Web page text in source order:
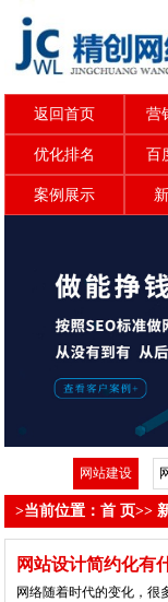
返回首页 营
优化排名 百
案例展示
网站建设
>当前位置：首 页>>
网站设计简约化有
网络随着时代的变化，很